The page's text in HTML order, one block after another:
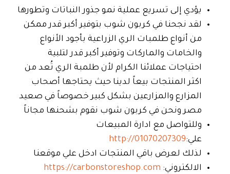
يؤدي إلى تسريع عملية نمو جذور النباتات وتطورها
لقد نجحنا في كربون شوب بتوفير أكبر قدر ممكن
من أنواع طلمبات الري الزراعية بأجود الأنواع
والخامات والماركات وتوفير أكبر قدر لتلبية
احتياجات عملائنا الكرام لأن طلمبة الري تُعد من
اكثر المنتجات بيعاً لدينا حيث يحتاجها أصحاب
المزارع والمزارعين بشكل كبير خصوصاً في صعيد
مصر ونحن في كربون شوب نقوم بشحنها مجاناً
وللتواصل مع ادارة المبيعات
علي:http://01070207309
لذلك لعرض باقي المنتجات ادخل علي موقعنا
الالكتروني: https://carbonstoreshop.com